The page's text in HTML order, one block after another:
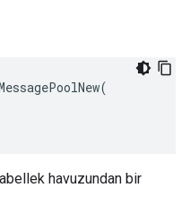
(
havuzundan bir